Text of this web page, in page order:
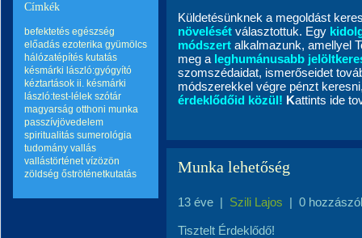
Címkék
befektetés egészség
előadás ezoterika gyümölcs
hálózatépítés kutatás
késmárki lászló:gyógyító
kéztartások ii. késmárki
lászló:test-lélek szótár
magyarság otthoni munka
passzívjövedelem
spiritualitás sumerológia
tudomány vallás
vallástörténet vízözön
zöldség őströténetkutatás
Küldetésünknek a megoldást
növelését választottuk. Egy
módszert alkalmazunk, amellyel
meg a leghumánusabb
szomszédaidat, ismerőseidet
módszerekkel végre pénzt
érdeklődőid közül! Kattints ide
Munka lehetőség
13 éve | Szili Lajos | 0
Tisztelt Érdeklődő!